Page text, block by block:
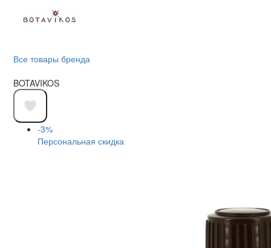
Все товары бренда
BOTAVIKOS
-3%
Персональная скидка